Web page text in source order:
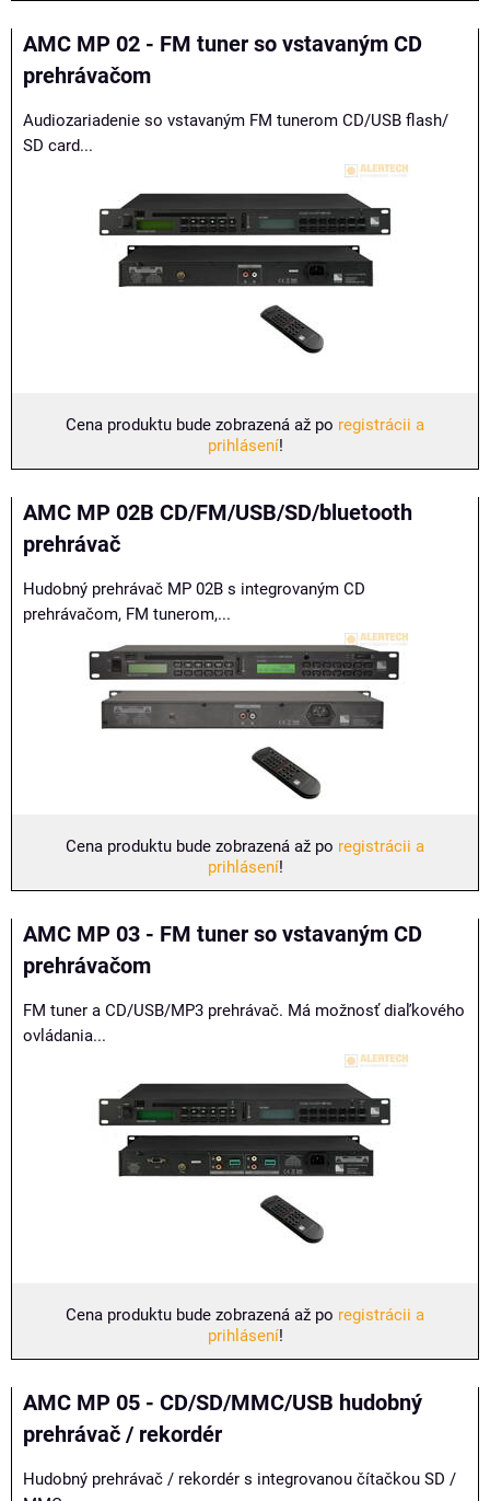
AMC MP 02 - FM tuner so vstavaným CD
prehrávačom
Audiozariadenie so vstavaným FM tunerom CD/USB flash/
SD card...
Cena produktu bude zobrazená až po registrácii a
prihlásení!
AMC MP 02B CD/FM/USB/SD/bluetooth
prehrávač
Hudobný prehrávač MP 02B s integrovaným CD
prehrávačom, FM tunerom,...
Cena produktu bude zobrazená až po registrácii a
prihlásení!
AMC MP 03 - FM tuner so vstavaným CD
prehrávačom
FM tuner a CD/USB/MP3 prehrávač. Má možnosť diaľkového
ovládania...
Cena produktu bude zobrazená až po registrácii a
prihlásení!
AMC MP 05 - CD/SD/MMC/USB hudobný
prehrávač / rekordér
Hudobný prehrávač / rekordér s integrovanou čítačkou SD /